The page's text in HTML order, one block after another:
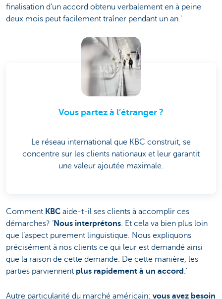
finalisation d’un accord obtenu verbalement en à peine
deux mois peut facilement traîner pendant un an.'
Vous partez à l’étranger ?
Le réseau international que KBC construit, se
concentre sur les clients nationaux et leur garantit
une valeur ajoutée maximale.
Comment KBC aide-t-il ses clients à accomplir ces
démarches? ‘Nous interprétons. Et cela va bien plus loin
que l’aspect purement linguistique. Nous expliquons
précisément à nos clients ce qui leur est demandé ainsi
que la raison de cette demande. De cette manière, les
parties parviennent plus rapidement à un accord .’
Autre particularité du marché américain: vous avez besoin